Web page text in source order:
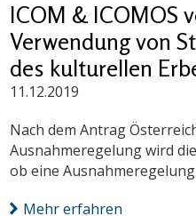
ICOM & ICOMOS
Verwendung von
des kulturellen
11.12.2019
Nach dem Antrag
Ausnahmeregelung wird
ob eine
Mehr erfahren